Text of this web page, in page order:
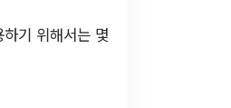
기 위해서는 몇